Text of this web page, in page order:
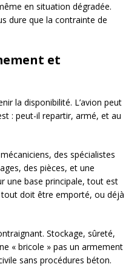
en situation dégradée.
dure que la contrainte de
et
la disponibilité. L’avion peut
: peut-il repartir, armé, et au
des spécialistes
des pièces, et une
une base principale, tout est
tout doit être emporté, ou déjà
Stockage, sûreté,
« bricole » pas un armement
sans procédures béton.